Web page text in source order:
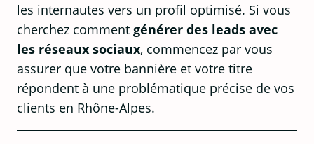
les internautes vers un profil optimisé. Si vous
cherchez commentgénérer des leads avec
les réseaux sociaux, commencez par vous
assurer que votre bannière et votre titre
répondent à une problématique précise de vos
clients en Rhône-Alpes.